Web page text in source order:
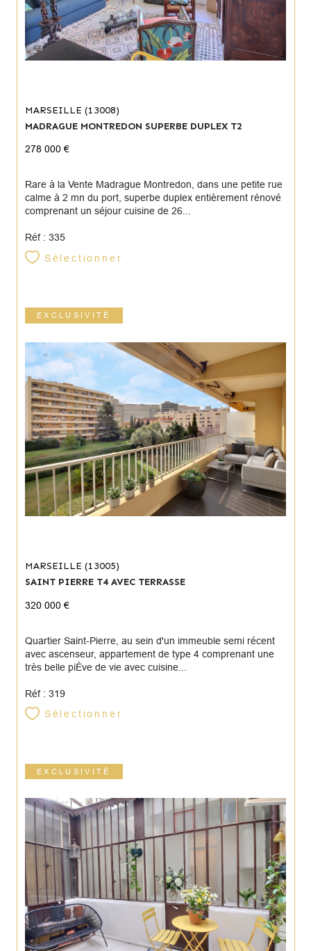
MARSEILLE (13008)
MADRAGUE MONTREDON SUPERBE DUPLEX T2
278 000 €
Rare à la Vente Madrague Montredon, dans une petite rue
calme à 2 mn du port, superbe duplex entièrement rénové
comprenant un séjour cuisine de 26...
Réf : 335
Sélectionner
EXCLUSIVITÉ
MARSEILLE (13005)
SAINT PIERRE T4 AVEC TERRASSE
320 000 €
Quartier Saint-Pierre, au sein d'un immeuble semi récent
avec ascenseur, appartement de type 4 comprenant une
très belle piÈve de vie avec cuisine...
Réf : 319
Sélectionner
EXCLUSIVITÉ